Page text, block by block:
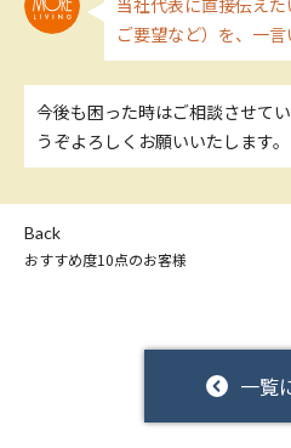
ご要望など）を、一言
今後も困った時はご相談させて
うぞよろしくお願いいたします。
Back
おすすめ度10点のお客様
一覧